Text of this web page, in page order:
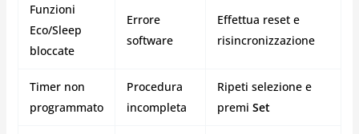
Funzioni
Eco/Sleep
bloccate
Errore
software
Effettua reset e
risincronizzazione
Timer non
programmato
Procedura
incompleta
Ripeti selezione e
premi Set